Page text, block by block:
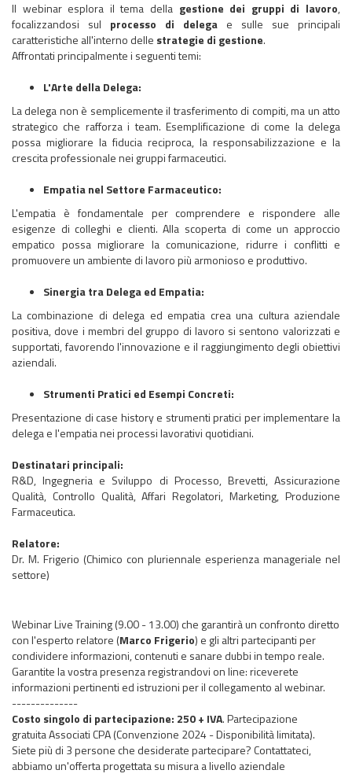
Il webinar esplora il tema della gestione dei gruppi di lavoro,
focalizzandosi sul processo di delega e sulle sue principali
caratteristiche all'interno delle strategie di gestione.
Affrontati principalmente i seguenti temi:
L'Arte della Delega:
La delega non è semplicemente il trasferimento di compiti, ma un atto
strategico che rafforza i team. Esemplificazione di come la delega
possa migliorare la fiducia reciproca, la responsabilizzazione e la
crescita professionale nei gruppi farmaceutici.
Empatia nel Settore Farmaceutico:
L'empatia è fondamentale per comprendere e rispondere alle
esigenze di colleghi e clienti. Alla scoperta di come un approccio
empatico possa migliorare la comunicazione, ridurre i conflitti e
promuovere un ambiente di lavoro più armonioso e produttivo.
Sinergia tra Delega ed Empatia:
La combinazione di delega ed empatia crea una cultura aziendale
positiva, dove i membri del gruppo di lavoro si sentono valorizzati e
supportati, favorendo l'innovazione e il raggiungimento degli obiettivi
aziendali.
Strumenti Pratici ed Esempi Concreti:
Presentazione di case history e strumenti pratici per implementare la
delega e l'empatia nei processi lavorativi quotidiani.
Destinatari principali:
R&D, Ingegneria e Sviluppo di Processo, Brevetti, Assicurazione
Qualità, Controllo Qualità, Affari Regolatori, Marketing, Produzione
Farmaceutica.
Relatore:
Dr. M. Frigerio (Chimico con pluriennale esperienza manageriale nel
settore)
Webinar Live Training (9.00 - 13.00) che garantirà un confronto diretto
con l'esperto relatore (Marco Frigerio) e gli altri partecipanti per
condividere informazioni, contenuti e sanare dubbi in tempo reale.
Garantite la vostra presenza registrandovi on line: riceverete
informazioni pertinenti ed istruzioni per il collegamento al webinar.
--------------
Costo singolo di partecipazione: 250 + IVA.Partecipazione
gratuita Associati CPA (Convenzione 2024 - Disponibilità limitata).
Siete più di 3 persone che desiderate partecipare? Contattateci,
abbiamo un'offerta progettata su misura a livello aziendale